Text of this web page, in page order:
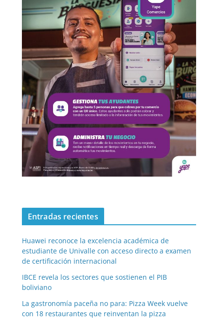
Entradas recientes
Huawei reconoce la excelencia académica de
estudiante de Univalle con acceso directo a examen
de certificación internacional
IBCE revela los sectores que sostienen el PIB
boliviano
La gastronomía paceña no para: Pizza Week vuelve
con 18 restaurantes que reinventan la pizza